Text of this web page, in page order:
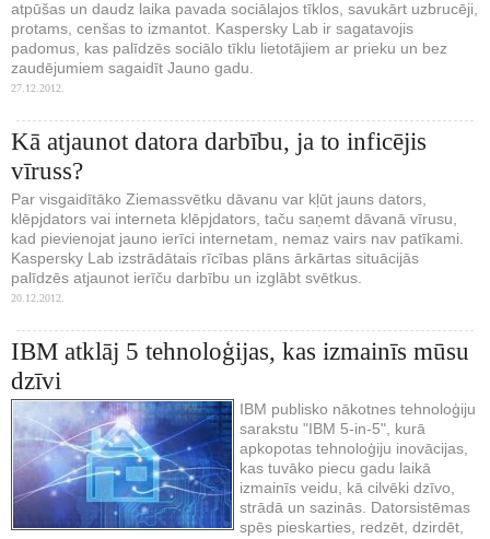
atpūšas un daudz laika pavada sociālajos tīklos, savukārt uzbrucēji,
protams, cenšas to izmantot. Kaspersky Lab ir sagatavojis
padomus, kas palīdzēs sociālo tīklu lietotājiem ar prieku un bez
zaudējumiem sagaidīt Jauno gadu.
27.12.2012.
Kā atjaunot datora darbību, ja to inficējis
vīruss?
Par visgaidītāko Ziemassvētku dāvanu var kļūt jauns dators,
klēpjdators vai interneta klēpjdators, taču saņemt dāvanā vīrusu,
kad pievienojat jauno ierīci internetam, nemaz vairs nav patīkami.
Kaspersky Lab izstrādātais rīcības plāns ārkārtas situācijās
palīdzēs atjaunot ierīču darbību un izglābt svētkus.
20.12.2012.
IBM atklāj 5 tehnoloģijas, kas izmainīs mūsu
dzīvi
IBM publisko nākotnes tehnoloģiju
sarakstu "IBM 5-in-5", kurā
apkopotas tehnoloģiju inovācijas,
kas tuvāko piecu gadu laikā
izmainīs veidu, kā cilvēki dzīvo,
strādā un sazinās. Datorsistēmas
spēs pieskarties, redzēt, dzirdēt,